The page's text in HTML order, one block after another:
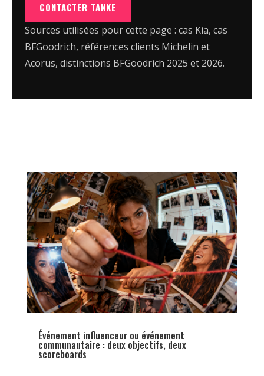
CONTACTER TANKE
Sources utilisées pour cette page : cas Kia, cas
BFGoodrich, références clients Michelin et
Acorus, distinctions BFGoodrich 2025 et 2026.
Événement influenceur ou événement
communautaire : deux objectifs, deux
scoreboards